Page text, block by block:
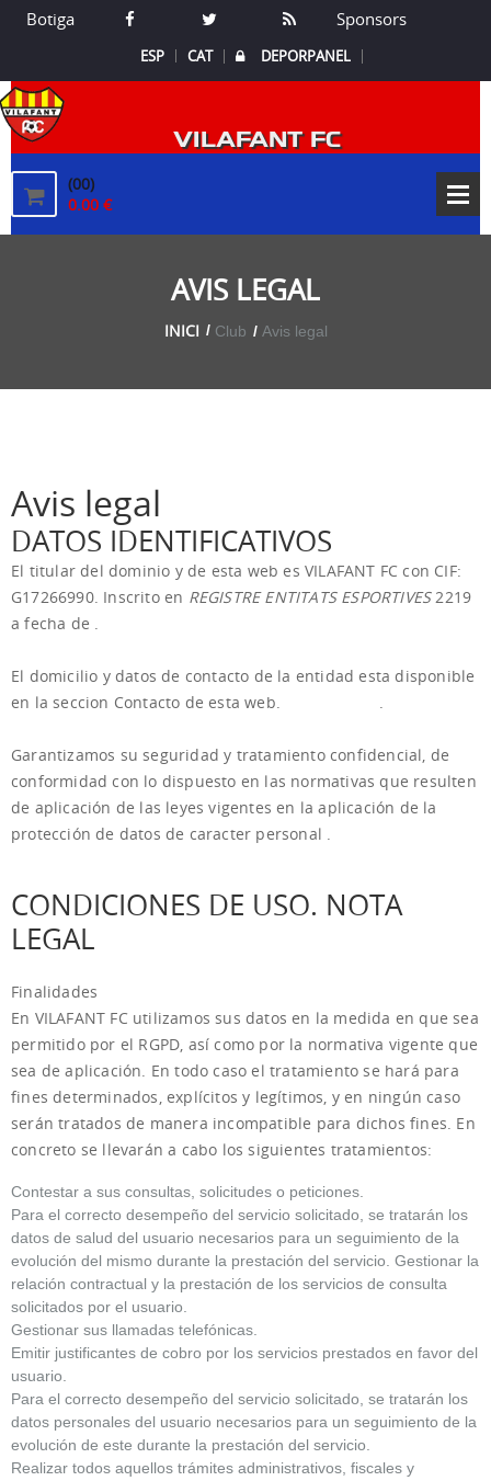
Botiga Sponsors
ESP CAT DEPORPANEL
VILAFANT FC
(00)
0.00 €
AVIS LEGAL
INICI Club Avis legal
Avis legal
DATOS IDENTIFICATIVOS
El titular del dominio y de esta web es VILAFANT FC con CIF:
G17266990. Inscrito en REGISTRE ENTITATS ESPORTIVES2219
a fecha de .
El domicilio y datos de contacto de la entidad esta disponible
en la seccion Contacto de esta web.
.
Garantizamos su seguridad y tratamiento confidencial, de
conformidad con lo dispuesto en las normativas que resulten
de aplicación de las leyes vigentes en la aplicación de la
protección de datos de caracter personal .
CONDICIONES DE USO. NOTA
LEGAL
Finalidades
En VILAFANT FC utilizamos sus datos en la medida en que sea
permitido por el RGPD, así como por la normativa vigente que
sea de aplicación. En todo caso el tratamiento se hará para
fines determinados, explícitos y legítimos, y en ningún caso
serán tratados de manera incompatible para dichos fines. En
concreto se llevarán a cabo los siguientes tratamientos:
Contestar a sus consultas, solicitudes o peticiones.
Para el correcto desempeño del servicio solicitado, se tratarán los
datos de salud del usuario necesarios para un seguimiento de la
evolución del mismo durante la prestación del servicio. Gestionar la
relación contractual y la prestación de los servicios de consulta
solicitados por el usuario.
Gestionar sus llamadas telefónicas.
Emitir justificantes de cobro por los servicios prestados en favor del
usuario.
Para el correcto desempeño del servicio solicitado, se tratarán los
datos personales del usuario necesarios para un seguimiento de la
evolución de este durante la prestación del servicio.
Realizar todos aquellos trámites administrativos, fiscales y